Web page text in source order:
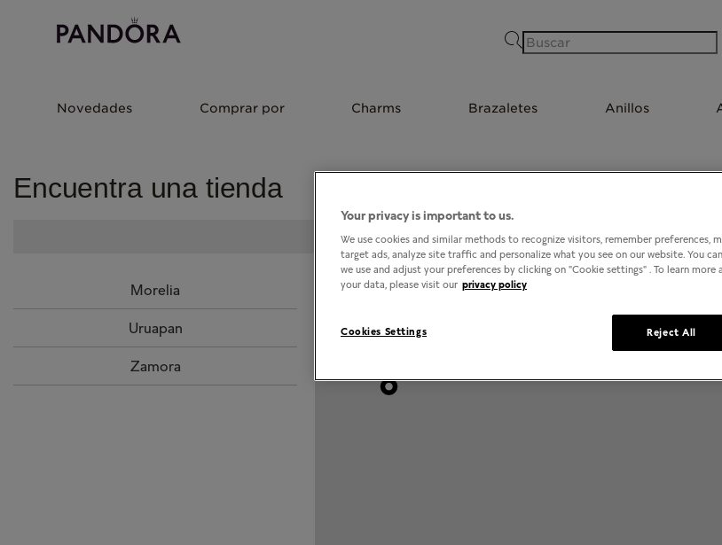
Buscar
Novedades Comprar por Charms Brazaletes Anillos
Encuentra una tienda
TIENDAS EN MICHOACÁN
Morelia
Uruapan
Zamora
Your privacy is important to us.
We use cookies and similar methods to recognize visitors, remember preferences,
target ads, analyze site traffic and personalize what you see on our website. You
we use and adjust your preferences by clicking on "Cookie settings" . To learn more
your data, please visit our privacy policy
Cookies Settings Reject All